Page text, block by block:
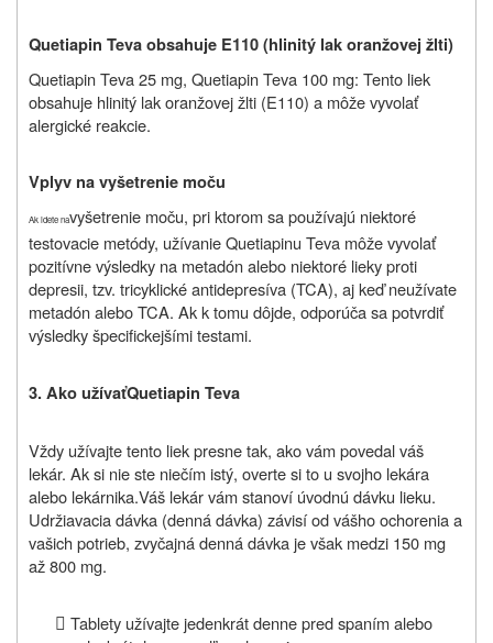
Quetiapin Teva obsahuje E110 (hlinitý lak oranžovej žlti)
Quetiapin Teva 25 mg, Quetiapin Teva 100 mg: Tento liek
obsahuje hlinitý lak oranžovej žlti (E110) a môže vyvolať
alergické reakcie.
Vplyv na vyšetrenie moču
Ak idete navyšetrenie moču, pri ktorom sa používajú niektoré
testovacie metódy, užívanie Quetiapinu Teva môže vyvolať
pozitívne výsledky na metadón alebo niektoré lieky proti
depresii, tzv. tricyklické antidepresíva (TCA), aj keď neužívate
metadón alebo TCA. Ak k tomu dôjde, odporúča sa potvrdiť
výsledky špecifickejšími testami.
3.Ako užívaťQuetiapin Teva
Vždy užívajtetento liekpresne tak, ako vám povedal váš
lekár. Ak si nie ste niečím istý, overte si to u svojho lekára
alebo lekárnika.Váš lekár vám stanoví úvodnú dávku lieku.
Udržiavacia dávka (denná dávka) závisí od vášho ochorenia a
vašich potrieb, zvyčajná denná dávka je však medzi 150 mg
až 800 mg.
 Tablety užívajte jedenkrát denne pred spaním alebo